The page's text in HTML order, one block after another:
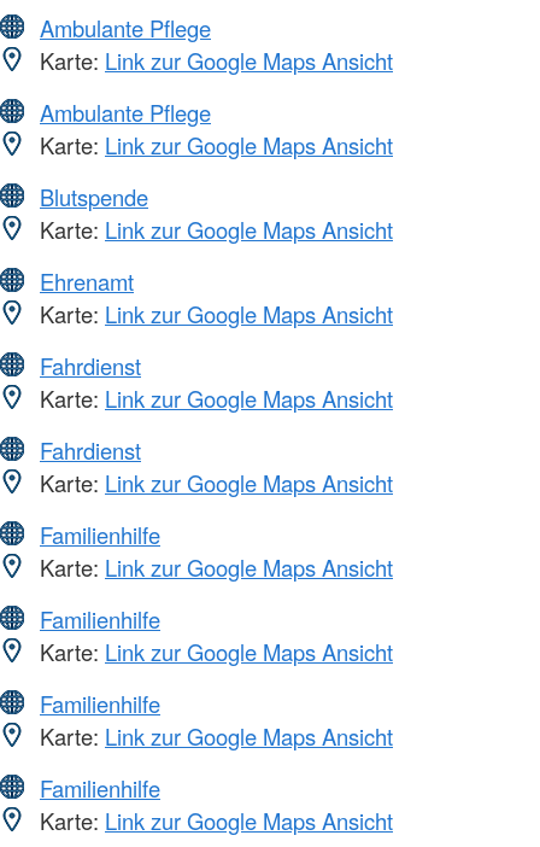
Ambulante Pflege
Karte: Link zur Google Maps Ansicht
Ambulante Pflege
Karte: Link zur Google Maps Ansicht
Blutspende
Karte: Link zur Google Maps Ansicht
Ehrenamt
Karte: Link zur Google Maps Ansicht
Fahrdienst
Karte: Link zur Google Maps Ansicht
Fahrdienst
Karte: Link zur Google Maps Ansicht
Familienhilfe
Karte: Link zur Google Maps Ansicht
Familienhilfe
Karte: Link zur Google Maps Ansicht
Familienhilfe
Karte: Link zur Google Maps Ansicht
Familienhilfe
Karte: Link zur Google Maps Ansicht